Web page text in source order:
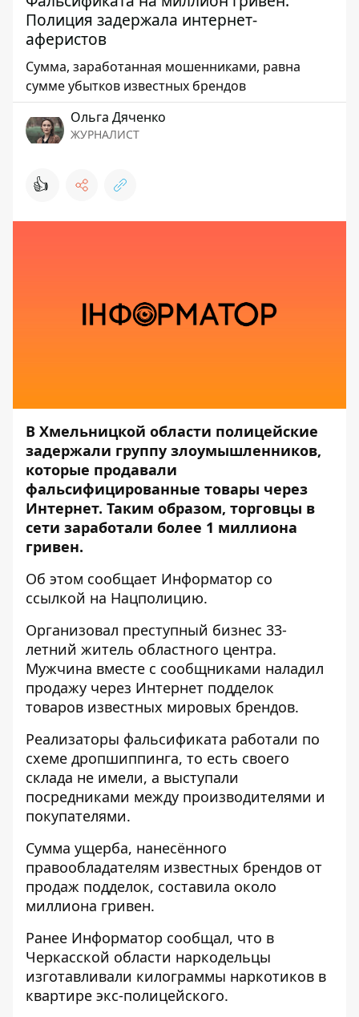
Полиция задержала интернет-
аферистов
Сумма, заработанная мошенниками, равна
сумме убытков известных брендов
Ольга Дяченко
ЖУРНАЛИСТ
👍
В Хмельницкой области полицейские
задержали группу злоумышленников,
которые продавали
фальсифицированные товары через
Интернет. Таким образом, торговцы в
сети заработали более 1 миллиона
гривен.
Об этом сообщает Информатор со
ссылкой на Нацполицию.
Организовал преступный бизнес 33-
летний житель областного центра.
Мужчина вместе с сообщниками наладил
продажу через Интернет подделок
товаров известных мировых брендов.
Реализаторы фальсификата работали по
схеме дропшиппинга, то есть своего
склада не имели, а выступали
посредниками между производителями и
покупателями.
Сумма ущерба, нанесённого
правообладателям известных брендов от
продаж подделок, составила около
миллиона гривен.
Ранее Информатор сообщал, что в
Черкасской области наркодельцы
изготавливали килограммы наркотиков в
квартире экс-полицейского.